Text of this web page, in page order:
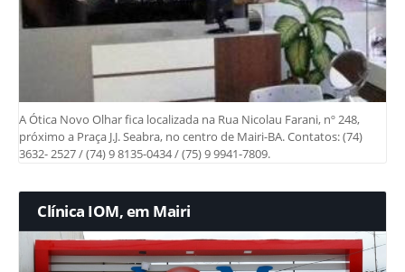
A Ótica Novo Olhar fica localizada na Rua Nicolau Farani, nº 248,
próximo a Praça J.J. Seabra, no centro de Mairi-BA. Contatos: (74)
3632- 2527 / (74) 9 8135-0434 / (75) 9 9941-7809.
Clínica IOM, em Mairi